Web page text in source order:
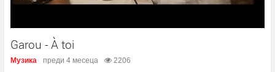
Garou - À toi
Музика преди 4 месеца 2206